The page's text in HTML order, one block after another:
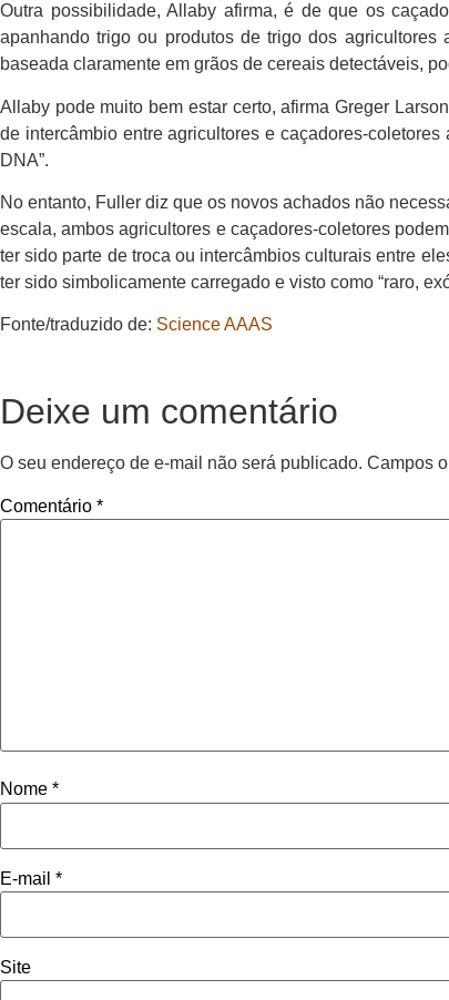
Outra possibilidade, Allaby afirma, é de que os
apanhando trigo ou produtos de trigo dos
baseada claramente em grãos de cereais detectáveis,
Allaby pode muito bem estar certo, afirma Greger
de intercâmbio entre agricultores e caçadores-
DNA”.
No entanto, Fuller diz que os novos achados não
escala, ambos agricultores e caçadores-coletores
ter sido parte de troca ou intercâmbios culturais entre
ter sido simbolicamente carregado e visto como “raro,
Fonte/traduzido de: Science AAAS
Deixe um comentário
O seu endereço de e-mail não será publicado. Campos
Comentário *
Nome *
E-mail *
Site